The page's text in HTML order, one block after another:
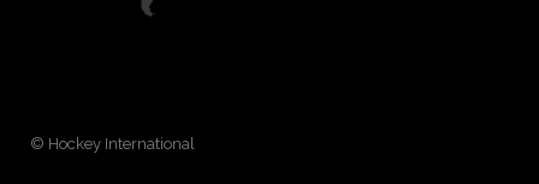
© Hockey International